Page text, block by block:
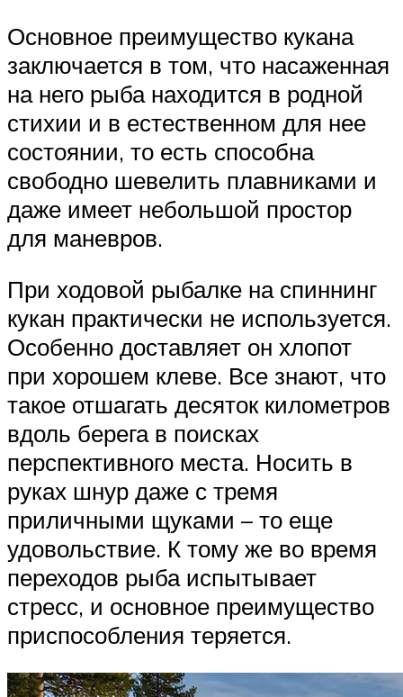
Основное преимущество кукана
заключается в том, что насаженная
на него рыба находится в родной
стихии и в естественном для нее
состоянии, то есть способна
свободно шевелить плавниками и
даже имеет небольшой простор
для маневров.
При ходовой рыбалке на спиннинг
кукан практически не используется.
Особенно доставляет он хлопот
при хорошем клеве. Все знают, что
такое отшагать десяток километров
вдоль берега в поисках
перспективного места. Носить в
руках шнур даже с тремя
приличными щуками – то еще
удовольствие. К тому же во время
переходов рыба испытывает
стресс, и основное преимущество
приспособления теряется.